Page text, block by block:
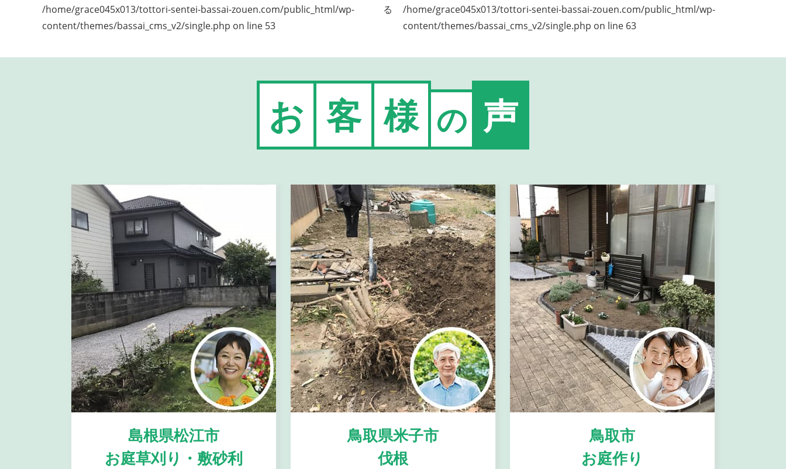
/home/grace045x013/tottori-sentei-bassai-zouen.com/public_html/wp-
content/themes/bassai_cms_v2/single.php on line 53
る
/home/grace045x013/tottori-sentei-bassai-zouen.com/public_html/wp-
content/themes/bassai_cms_v2/single.php on line 63
お 客 様 の 声
島根県松江市
お庭草刈り・敷砂利
鳥取県米子市
伐根
鳥取市
お庭作り